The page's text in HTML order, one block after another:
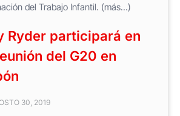
del Trabajo Infantil. (más…)
Ryder participará en
del G20 en
30, 2019